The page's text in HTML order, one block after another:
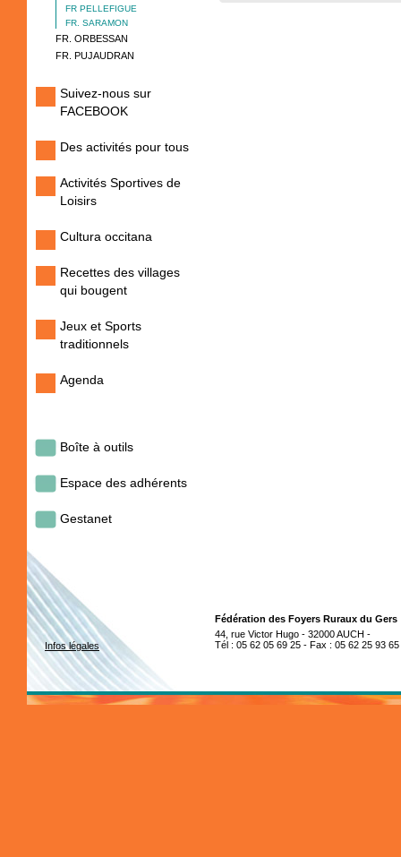
FR PELLEFIGUE
FR. SARAMON
FR. ORBESSAN
FR. PUJAUDRAN
Suivez-nous sur
FACEBOOK
Des activités pour tous
Activités Sportives de
Loisirs
Cultura occitana
Recettes des villages
qui bougent
Jeux et Sports
traditionnels
Agenda
Boîte à outils
Espace des adhérents
Gestanet
Infos légales
Fédération des Foyers Ruraux du Gers
44, rue Victor Hugo - 32000 AUCH -
Tél : 05 62 05 69 25 - Fax : 05 62 25 93